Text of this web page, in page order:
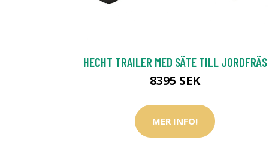
HECHT TRAILER MED SÄTE TILL JORDFRÄS
8395 SEK
MER INFO!